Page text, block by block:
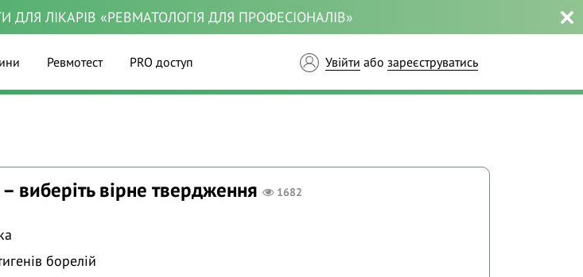
ДЛЯ ЛІКАРІВ «РЕВМАТОЛОГІЯ ДЛЯ ПРОФЕСІОНАЛІВ»
Ревмотест PRO доступ Увійти або зареєструватись
виберіть вірне твердження 1682
борелій